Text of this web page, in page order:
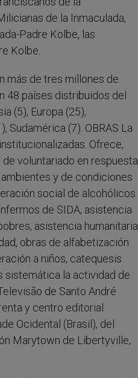
de la Inmaculada,
Padre Kolbe, las
Kolbe.
más de tres millones de
48 países distribuidos del
(5), Europa (25),
Sudamérica (7). OBRAS La
Ofrece,
voluntariado en respuesta
y de condiciones
social de alcohólicos
de SIDA, asistencia
asistencia humanitaria
obras de alfabetización
a niños, catequesis
sistemática la actividad de
de Santo André
y centro editorial
Ocidental (Brasil), del
Marytown de Libertyville,